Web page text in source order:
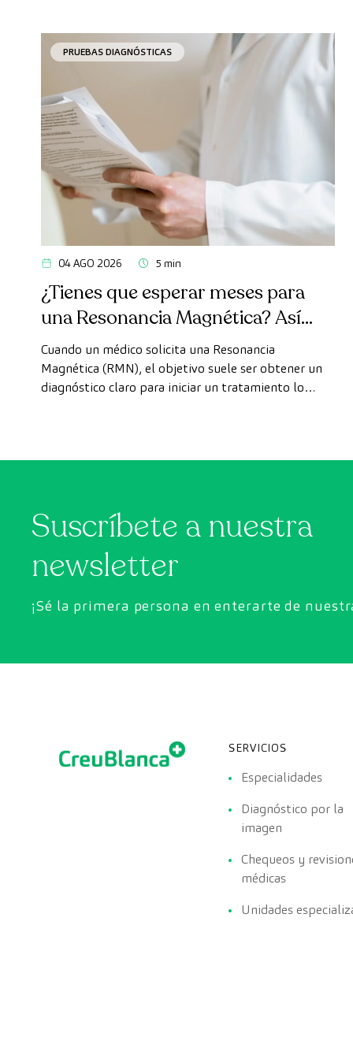
PRUEBAS DIAGNÓSTICAS
04 AGO 2026 5 min
¿Tienes que esperar meses para
una Resonancia Magnética? Así
puedes realizarte la prueba de
forma rápida como paciente
privado
Cuando un médico solicita una Resonancia
Magnética (RMN), el objetivo suele ser obtener un
diagnóstico claro para iniciar un tratamiento lo
Suscríbete a nuestra
newsletter
¡Sé la primera persona en enterarte de
SERVICIOS
Especialidades
Diagnóstico por la
imagen
Chequeos y
médicas
Unidades